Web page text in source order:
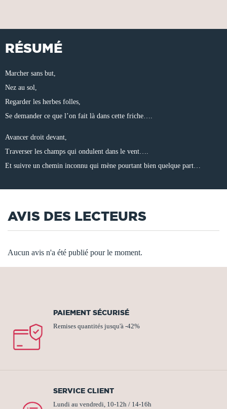
RÉSUMÉ
Marcher sans but,
Nez au sol,
Regarder les herbes folles,
Se demander ce que l’on fait là dans cette friche….
Avancer droit devant,
Traverser les champs qui ondulent dans le vent….
Et suivre un chemin inconnu qui mène pourtant bien quelque part…
AVIS DES LECTEURS
Aucun avis n'a été publié pour le moment.
PAIEMENT SÉCURISÉ
Remises quantités jusqu'à -42%
SERVICE CLIENT
Lundi au vendredi, 10-12h / 14-16h